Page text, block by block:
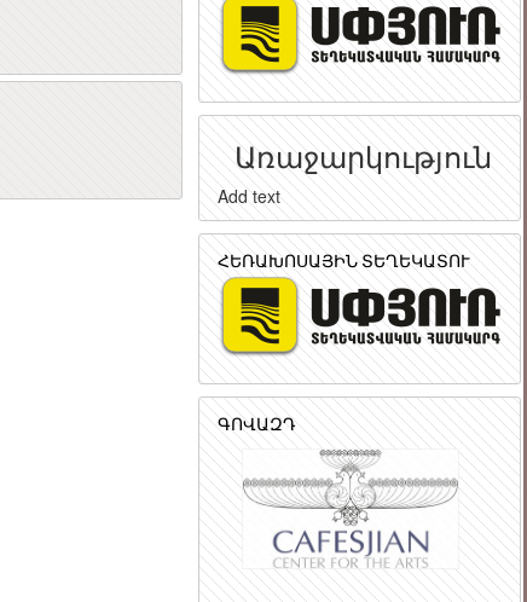
Առաջարկություն
Add text
ՀԵՌԱԽՈՍԱՅԻՆ ՏԵՂԵԿԱՏՈՒ
ԳՈՎԱԶԴ